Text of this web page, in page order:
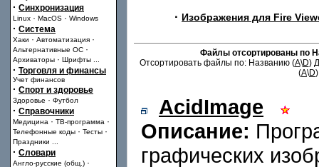
· Синхронизация
Linux · MacOS · Windows
· Система
Хаки · Автоматизация ·
Альтернативные ОС ·
Архиваторы · Шрифты
· Торговля и финансы
Учет финансов
· Спорт и здоровье
Здоровье · Футбол
· Справочники
Медицина · ТВ-программа ·
Телефонные коды · Тесты ·
Праздники
· Словари
Англо-русские (общ.) ·
· Изображения для Fire
Файлы отсортированы по
Отсортировать файлы по: Названию (A\D)
(A\D)
AcidImage
Описание:
графических